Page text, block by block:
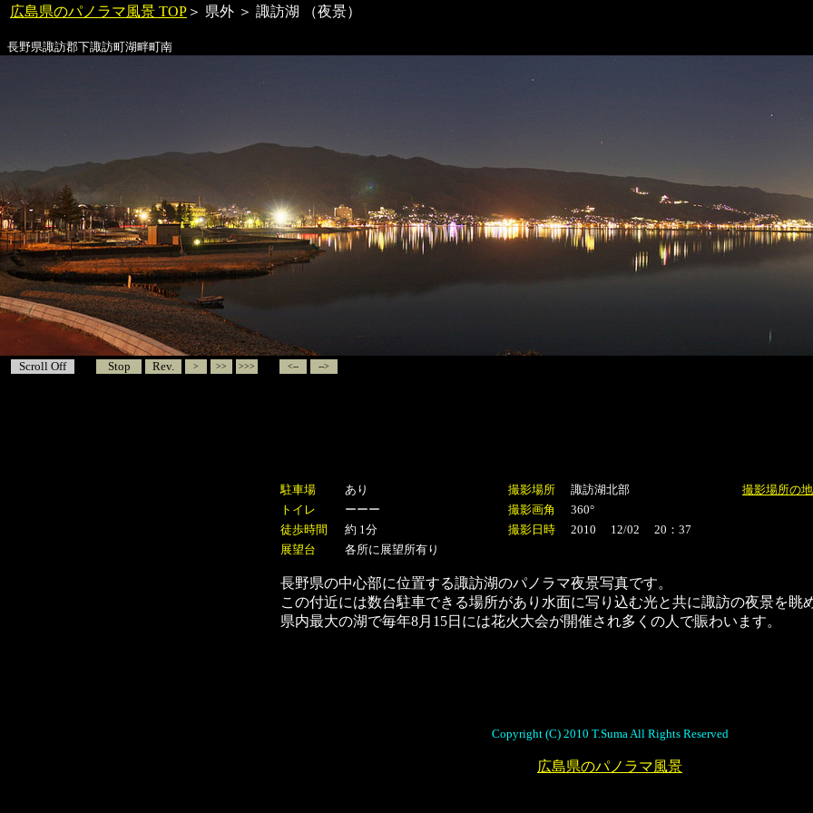
広島県のパノラマ風景 TOP ＞ 県外 ＞ 諏訪湖 （夜景）
長野県諏訪郡下諏訪町湖畔町南
Scroll Off Stop Rev. > >> >>> <-- -->
駐車場 あり 撮影場所 諏訪湖北部
撮影場所の
トイレ
ーーー 撮影画角
360°
徒歩時間
約 1分 撮影日時
2010 12/02 20：37
展望台
各所に展望所有り
長野県の中心部に位置する諏訪湖のパノラマ夜景写真です。
この付近には数台駐車できる場所があり水面に写り込む光と共に諏訪の夜景を眺
県内最大の湖で毎年8月15日には花火大会が開催され多くの人で賑わいます。
Copyright (C) 2010 T.Suma All Rights Reserved
広島県のパノラマ風景